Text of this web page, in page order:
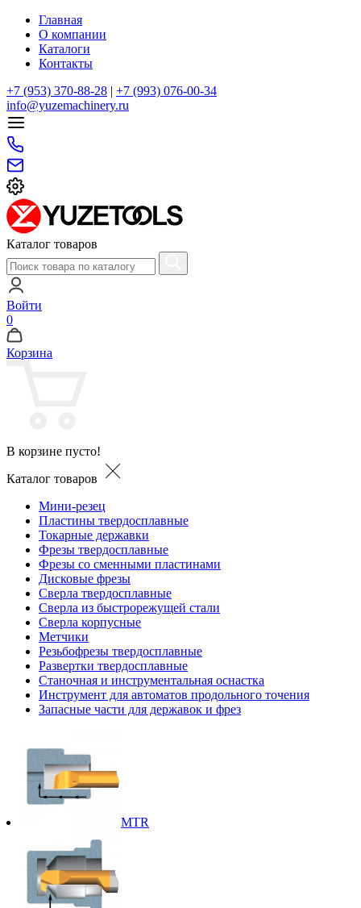
Главная
О компании
Каталоги
Контакты
+7 (953) 370-88-28 | +7 (993) 076-00-34
info@yuzemachinery.ru
Каталог товаров
Войти
0
Корзина
В корзине пусто!
Каталог товаров
Мини-резец
Пластины твердосплавные
Токарные державки
Фрезы твердосплавные
Фрезы со сменными пластинами
Дисковые фрезы
Сверла твердосплавные
Сверла из быстрорежущей стали
Сверла корпусные
Метчики
Резьбофрезы твердосплавные
Развертки твердосплавные
Станочная и инструментальная оснастка
Инструмент для автоматов продольного точения
Запасные части для державок и фрез
MTR